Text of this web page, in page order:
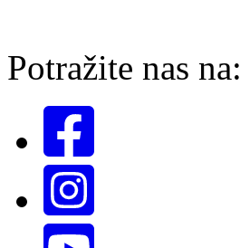
Potražite nas na: